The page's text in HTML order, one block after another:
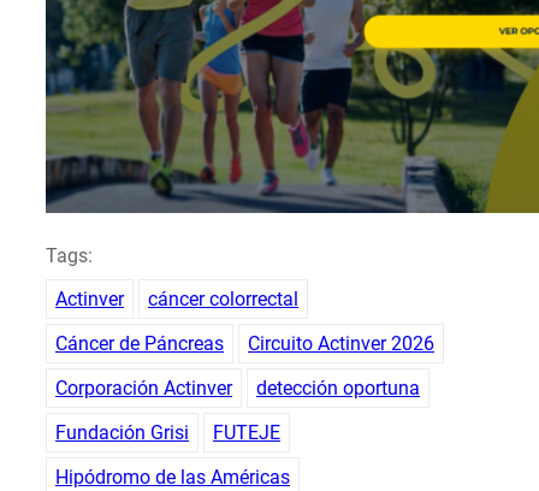
Tags:
Actinver
cáncer colorrectal
Cáncer de Páncreas
Circuito Actinver 2026
Corporación Actinver
detección oportuna
Fundación Grisi
FUTEJE
Hipódromo de las Américas